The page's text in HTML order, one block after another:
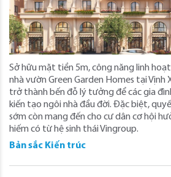
Sở hữu mặt tiền 5m, công năng linh
nhà vườn Green Garden Homes tại Vịnh
trở thành bến đỗ lý tưởng để các gia
kiến tạo ngôi nhà đầu đời. Đặc biệt,
sớm còn mang đến cho cư dân cơ hội
hiếm có từ hệ sinh thái Vingroup.
Bản sắc Kiến trúc